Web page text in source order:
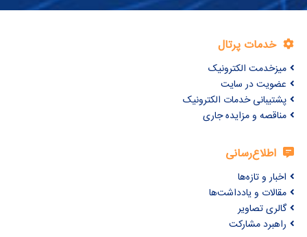
خدمات پرتال
میزخدمت الکترونیک
عضویت در سایت
پشتیبانی خدمات الکترونیک
مناقصه و مزایده جاری
اطلاع‌رسانی
اخبار و تازه‌ها
مقالات و یادداشت‌ها
گالری تصاویر
راهبرد مشارکت